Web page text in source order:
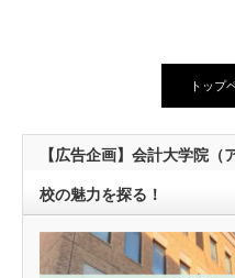
トップ
【広告企画】会計大学院
校の魅力を探る！